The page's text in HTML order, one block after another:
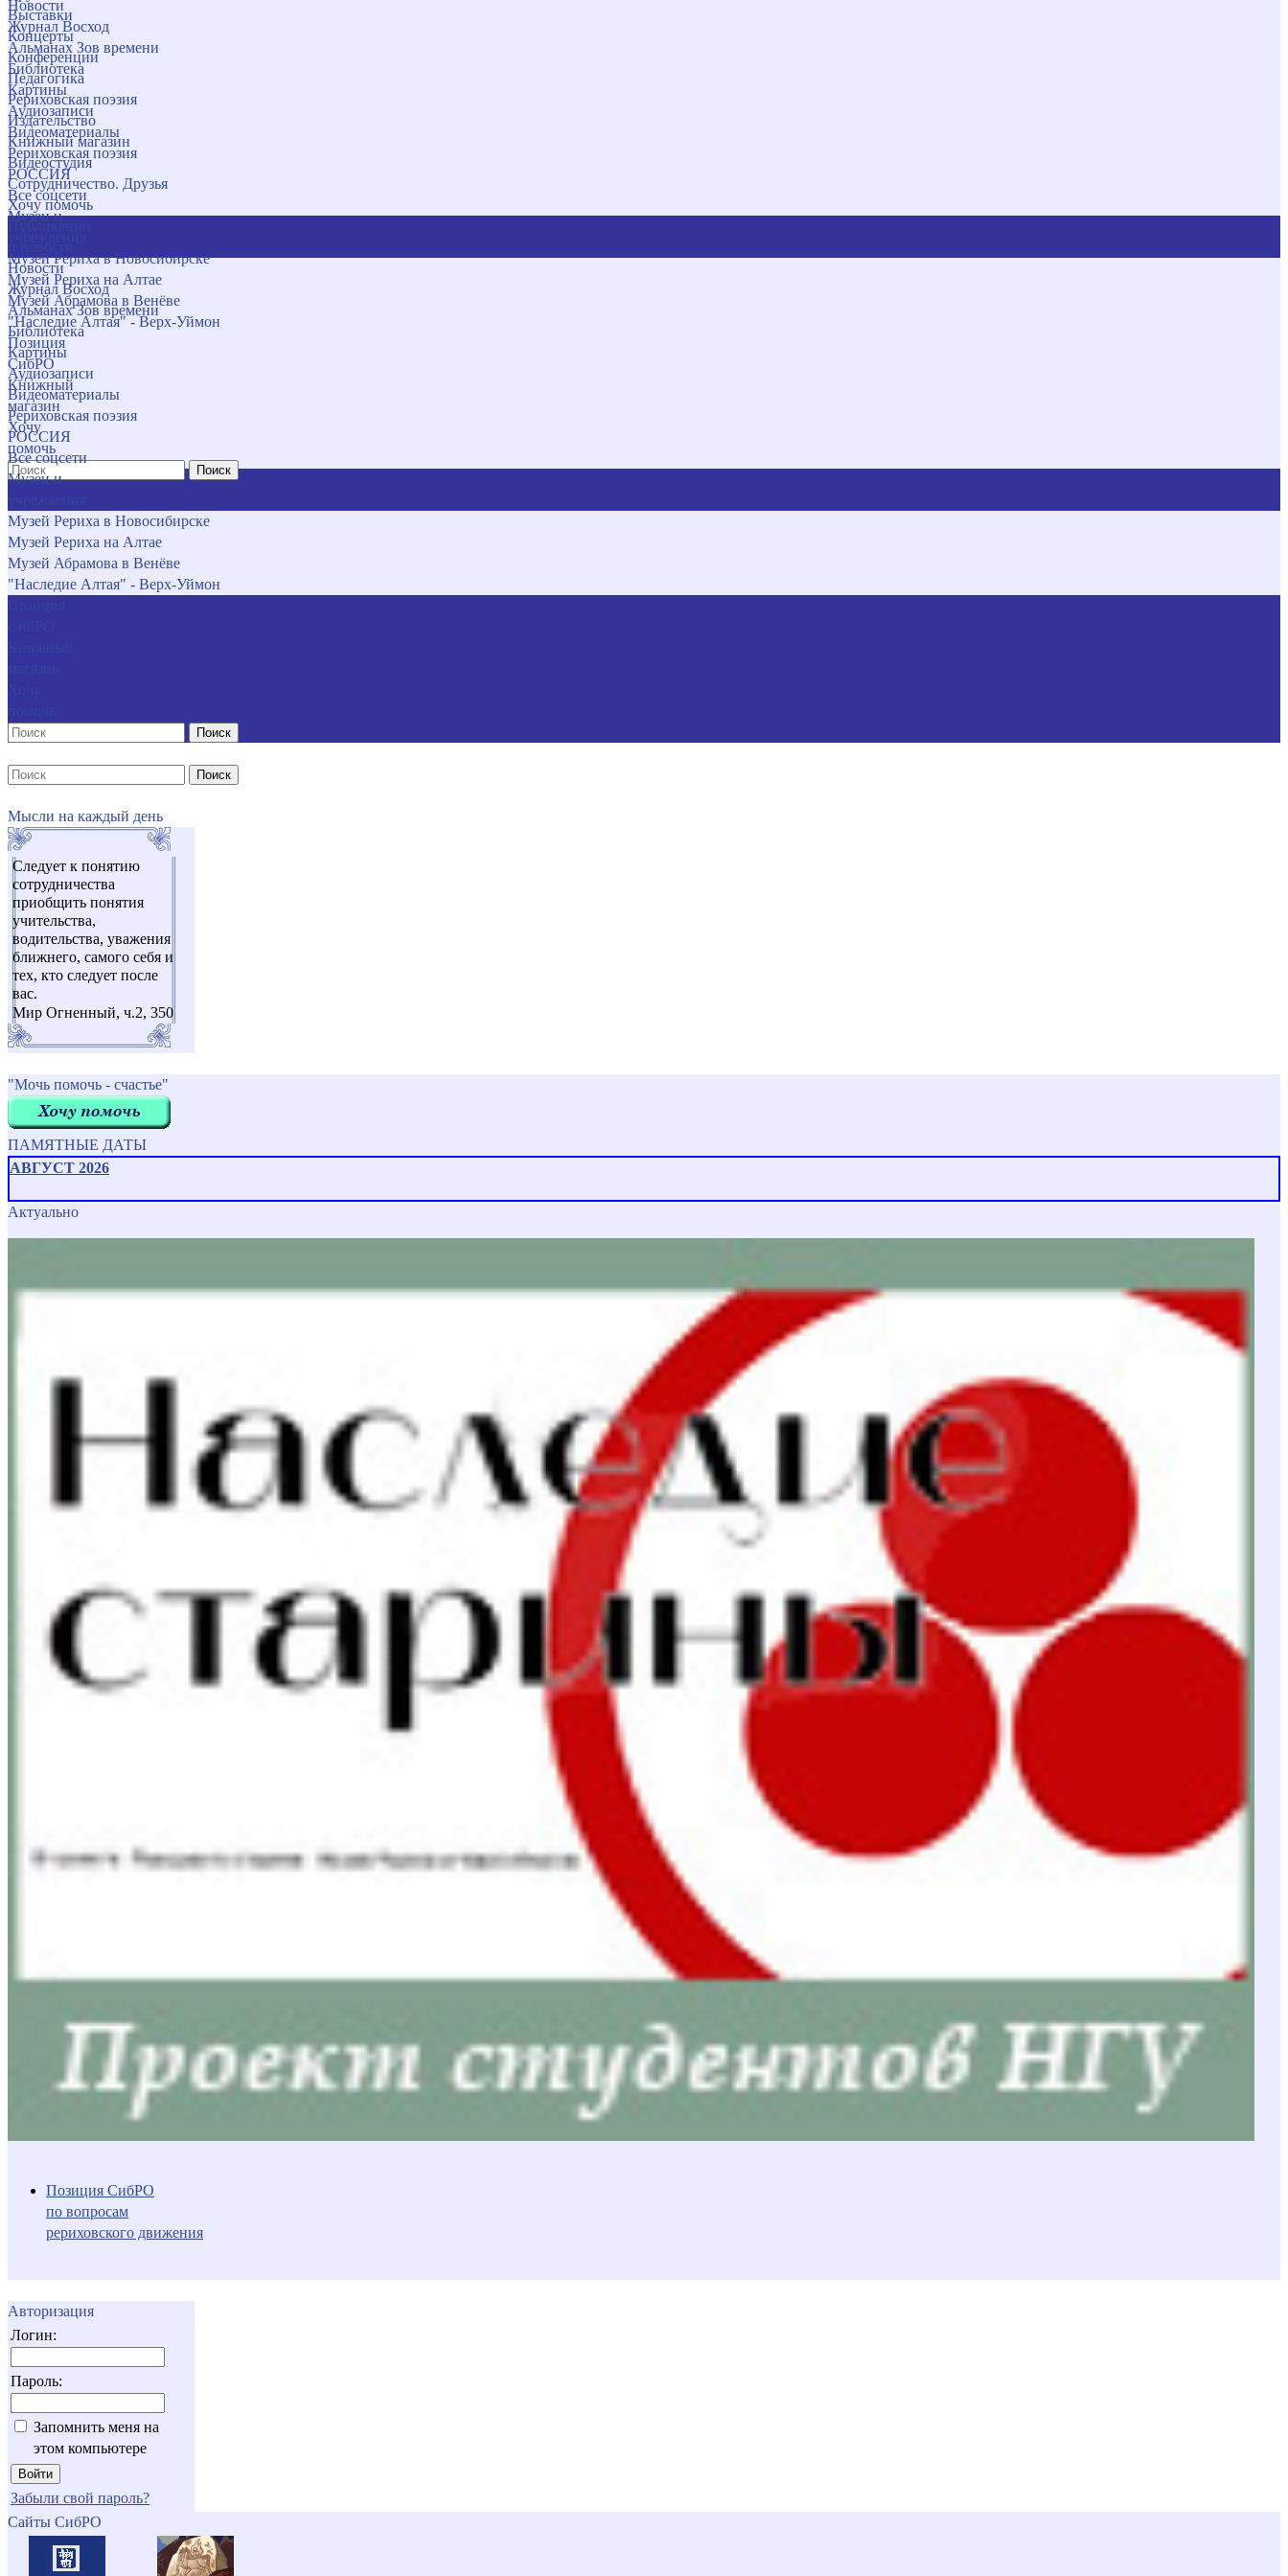
Новости
Журнал Восход
Альманах Зов времени
Библиотека
Картины
Аудиозаписи
Видеоматериалы
Рериховская поэзия
РОССИЯ
Все соцсети
Музеи и
Музей Рериха в Новосибирске
Музей Рериха на Алтае
Музей Абрамова в Венёве
"Наследие Алтая" - Верх-Уймон
Позиция
СибРО
Книжный
магазин
Хочу
помочь
Поиск
Выставки
Концерты
Конференции
Педагогика
Рериховская поэзия
Издательство
Книжный магазин
Видеостудия
Сотрудничество. Друзья
Хочу помочь
Новости
Журнал Восход
Альманах Зов времени
Библиотека
Картины
Аудиозаписи
Видеоматериалы
Рериховская поэзия
РОССИЯ
Все соцсети
Музеи и
Музей Рериха в Новосибирске
Музей Рериха на Алтае
Музей Абрамова в Венёве
"Наследие Алтая" - Верх-Уймон
Поиск
Поиск
Мысли на каждый день
Следует к понятию
сотрудничества
приобщить понятия
учительства,
водительства, уважения
ближнего, самого себя и
тех, кто следует после
вас.
Мир Огненный, ч.2, 350
"Мочь помочь - счастье"
ПАМЯТНЫЕ ДАТЫ
АВГУСТ 2026
Актуально
Позиция СибРО
по вопросам
рериховского движения
Авторизация
Логин:
Пароль:
Запомнить меня на
этом компьютере
Забыли свой пароль?
Сайты СибРО